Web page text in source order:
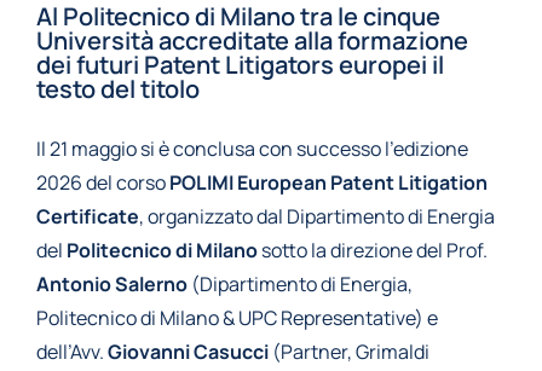
Al Politecnico di Milano tra le cinque
Università accreditate alla formazione
dei futuri Patent Litigators europei il
testo del titolo
Il 21 maggio si è conclusa con successo l’edizione
2026 del corsoPOLIMI European Patent Litigation
Certificate, organizzato dal Dipartimento di Energia
del Politecnico di Milanosotto la direzione del Prof.
Antonio Salerno (Dipartimento di Energia,
Politecnico di Milano & UPC Representative) e
dell’Avv.Giovanni Casucci (Partner, Grimaldi